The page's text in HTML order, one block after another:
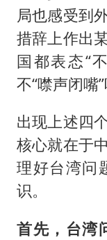
局也感受到
措辞上作出
国都表态“
不“噤声闭嘴”
出现上述四
核心就在于
理好台湾问
识。
首先，台湾